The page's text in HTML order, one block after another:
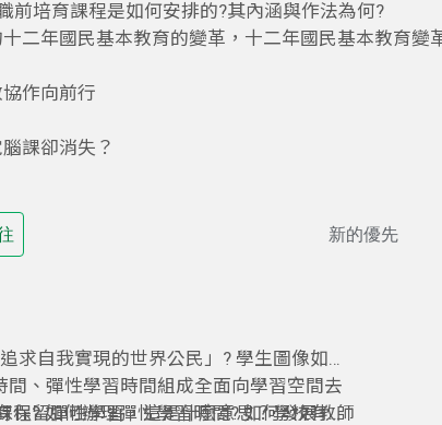
前培育課程是如何安排的?其內涵與作法為何?
二年國民基本教育的變革，十二年國民基本教育變
作向前行
課卻消失？
新的優先
求自我實現的世界公民」? 學生圖像如何
、彈性學習時間組成全面向學習空間去
程? 如何辦理彈性學習時間? 如何發展教師
保留彈性學習，這是什麼意思？學校有自